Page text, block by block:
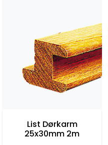
List Dørkarm
25x30mm 2m